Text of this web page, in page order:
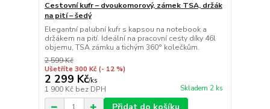
Cestovní kufr – dvoukomorový, zámek TSA, držák
na pití – šedý
Elegantní palubní kufr s kapsou na notebook a
držákem na pití. Ideální na pracovní cesty díky 46l
objemu, TSA zámku a tichým 360° kolečkům.
2 599 Kč
Ušetříte 300 Kč (- 12 %)
2 299 Kč/ks
1 900 Kč bez DPH Skladem 2 ks